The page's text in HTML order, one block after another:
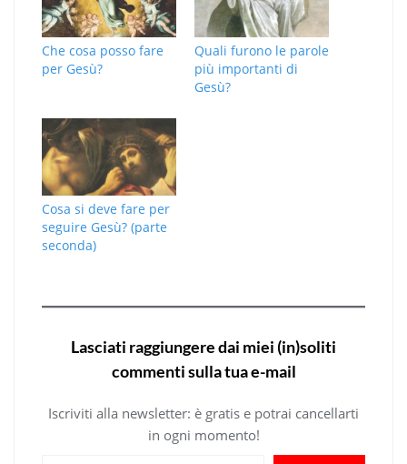
Che cosa posso fare
per Gesù?
Quali furono le parole
più importanti di
Gesù?
Cosa si deve fare per
seguire Gesù? (parte
seconda)
Lasciati raggiungere dai miei (in)soliti
commenti sulla tua e-mail
Iscriviti alla newsletter: è gratis e potrai cancellarti
in ogni momento!